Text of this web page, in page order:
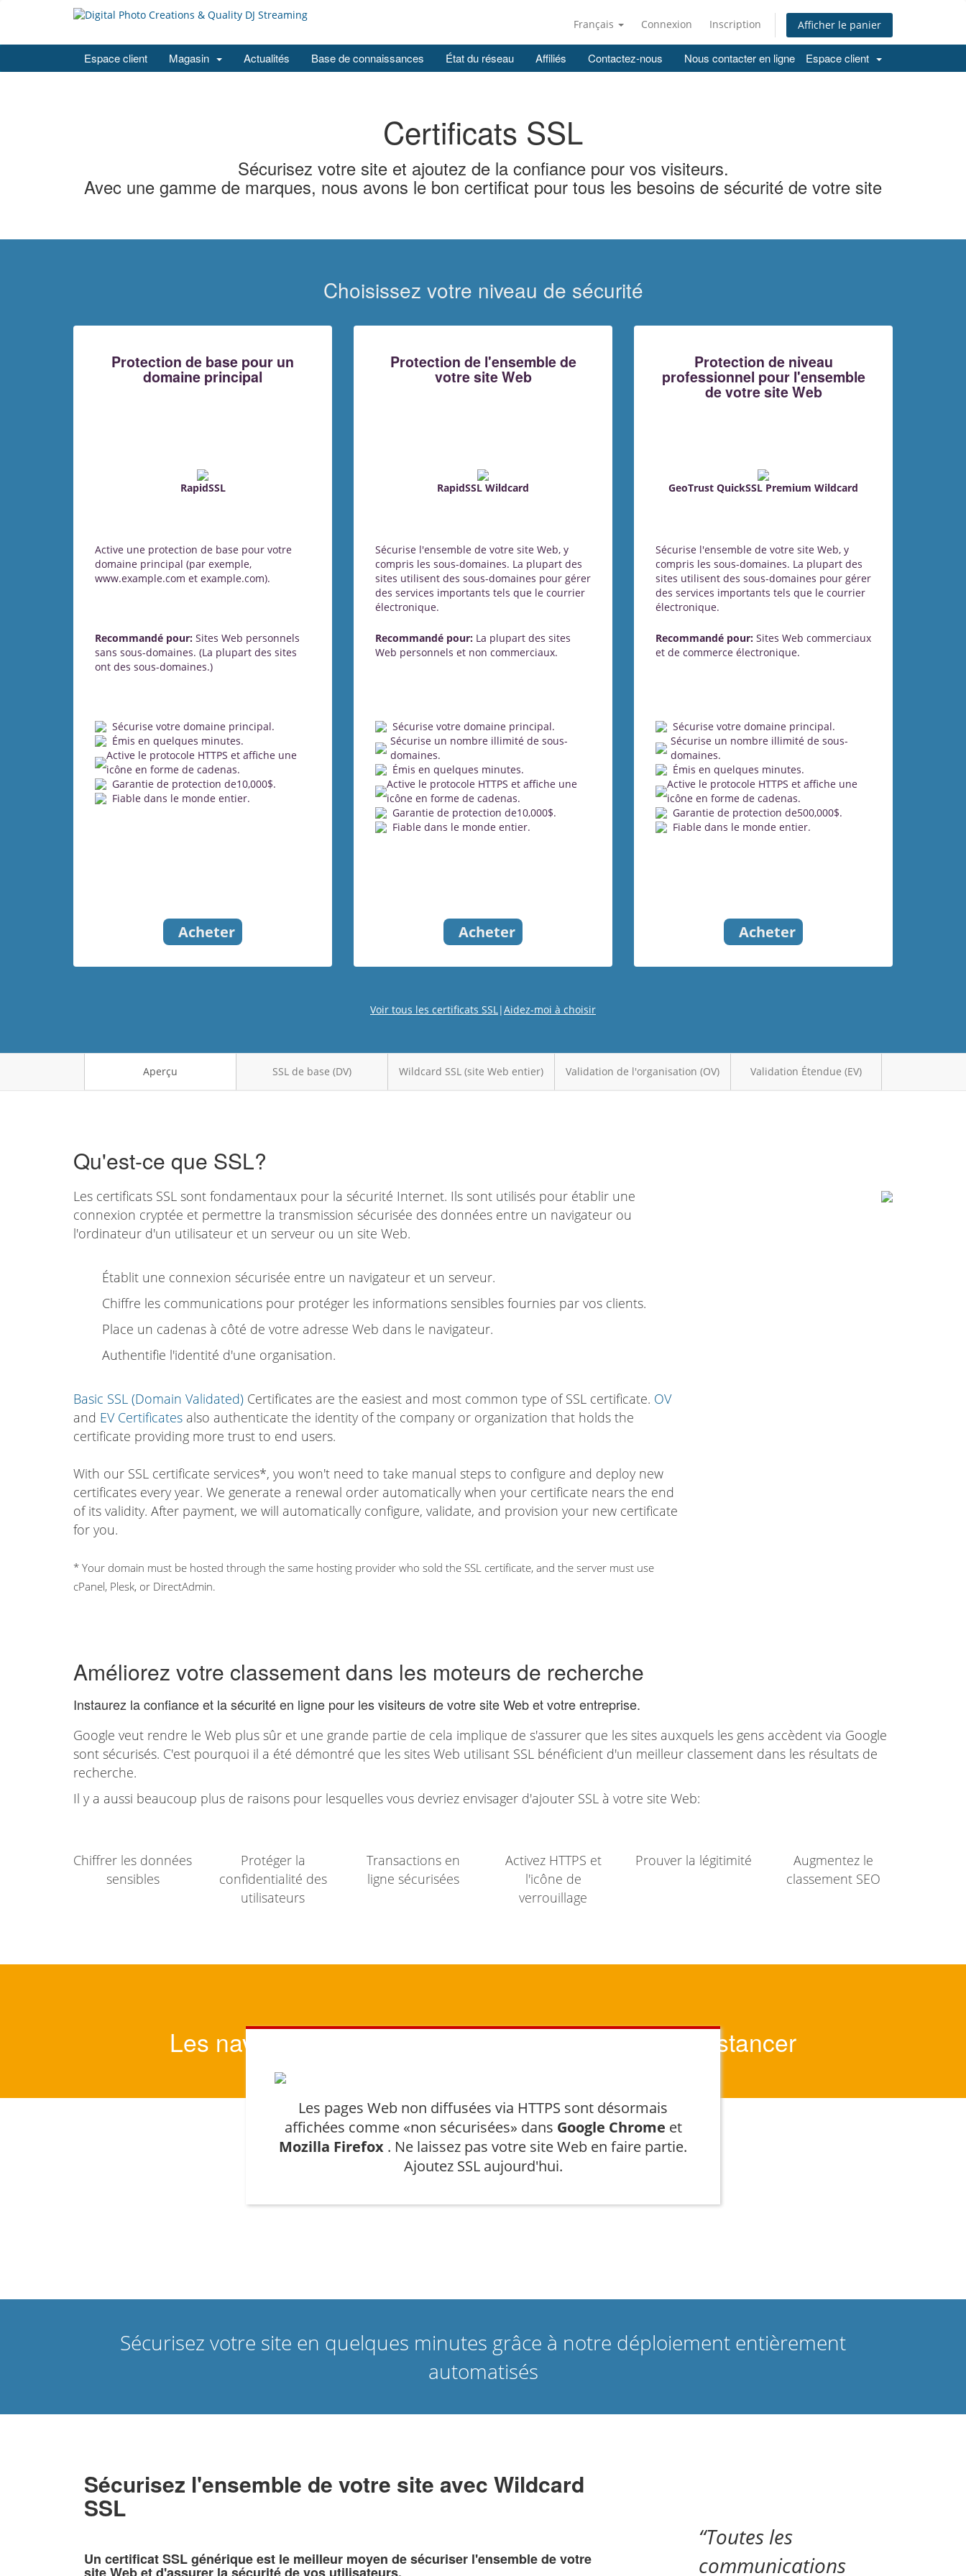
Français Connexion Inscription Afficher le panier
Espace client Magasin Actualités Base de connaissances État du réseau Affiliés Contactez-nous Nous contacter en ligne Espace client
Certificats SSL
Sécurisez votre site et ajoutez de la confiance pour vos visiteurs.
Avec une gamme de marques, nous avons le bon certificat pour tous les besoins de sécurité de votre site
Choisissez votre niveau de sécurité
Protection de base pour un
domaine principal
RapidSSL
Active une protection de base pour votre
domaine principal (par exemple,
www.example.com et example.com).
Recommandé pour: Sites Web personnels
sans sous-domaines. (La plupart des sites
ont des sous-domaines.)
Sécurise votre domaine principal.
Émis en quelques minutes.
Active le protocole HTTPS et affiche une
icône en forme de cadenas.
Garantie de protection de10,000$.
Fiable dans le monde entier.
Acheter
Protection de l'ensemble de
votre site Web
RapidSSL Wildcard
Sécurise l'ensemble de votre site Web, y
compris les sous-domaines. La plupart des
sites utilisent des sous-domaines pour gérer
des services importants tels que le courrier
électronique.
Recommandé pour: La plupart des sites
Web personnels et non commerciaux.
Sécurise votre domaine principal.
Sécurise un nombre illimité de sous-
domaines.
Émis en quelques minutes.
Active le protocole HTTPS et affiche une
icône en forme de cadenas.
Garantie de protection de10,000$.
Fiable dans le monde entier.
Acheter
Protection de niveau
professionnel pour l'ensemble
de votre site Web
GeoTrust QuickSSL Premium Wildcard
Sécurise l'ensemble de votre site Web, y
compris les sous-domaines. La plupart des
sites utilisent des sous-domaines pour gérer
des services importants tels que le courrier
électronique.
Recommandé pour: Sites Web commerciaux
et de commerce électronique.
Sécurise votre domaine principal.
Sécurise un nombre illimité de sous-
domaines.
Émis en quelques minutes.
Active le protocole HTTPS et affiche une
icône en forme de cadenas.
Garantie de protection de500,000$.
Fiable dans le monde entier.
Acheter
Voir tous les certificats SSL|Aidez-moi à choisir
Aperçu SSL de base (DV) Wildcard SSL (site Web entier) Validation de l'organisation (OV) Validation Étendue (EV)
Qu'est-ce que SSL?
Les certificats SSL sont fondamentaux pour la sécurité Internet. Ils sont utilisés pour établir une
connexion cryptée et permettre la transmission sécurisée des données entre un navigateur ou
l'ordinateur d'un utilisateur et un serveur ou un site Web.
Établit une connexion sécurisée entre un navigateur et un serveur.
Chiffre les communications pour protéger les informations sensibles fournies par vos clients.
Place un cadenas à côté de votre adresse Web dans le navigateur.
Authentifie l'identité d'une organisation.
Basic SSL (Domain Validated) Certificates are the easiest and most common type of SSL certificate. OV
and EV Certificates also authenticate the identity of the company or organization that holds the
certificate providing more trust to end users.
With our SSL certificate services*, you won't need to take manual steps to configure and deploy new
certificates every year. We generate a renewal order automatically when your certificate nears the end
of its validity. After payment, we will automatically configure, validate, and provision your new certificate
for you.
* Your domain must be hosted through the same hosting provider who sold the SSL certificate, and the server must use
cPanel, Plesk, or DirectAdmin.
Améliorez votre classement dans les moteurs de recherche
Instaurez la confiance et la sécurité en ligne pour les visiteurs de votre site Web et votre entreprise.
Google veut rendre le Web plus sûr et une grande partie de cela implique de s'assurer que les sites auxquels les gens accèdent via Google
sont sécurisés. C'est pourquoi il a été démontré que les sites Web utilisant SSL bénéficient d'un meilleur classement dans les résultats de
recherche.
Il y a aussi beaucoup plus de raisons pour lesquelles vous devriez envisager d'ajouter SSL à votre site Web:
Chiffrer les données
sensibles
Protéger la
confidentialité des
utilisateurs
Transactions en
ligne sécurisées
Activez HTTPS et
l'icône de
verrouillage
Prouver la légitimité
Augmentez le
classement SEO
Les navigateurs ont changé, ne vous laissez pas distancer
Les pages Web non diffusées via HTTPS sont désormais
affichées comme «non sécurisées» dans Google Chrome et
Mozilla Firefox . Ne laissez pas votre site Web en faire partie.
Ajoutez SSL aujourd'hui.
Sécurisez votre site en quelques minutes grâce à notre déploiement entièrement
automatisés
Sécurisez l'ensemble de votre site avec Wildcard
SSL
Un certificat SSL générique est le meilleur moyen de sécuriser l'ensemble de votre
Toutes les
communications